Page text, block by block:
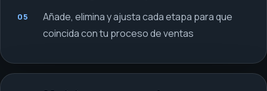
05
Añade, elimina y ajusta cada etapa para que
coincida con tu proceso de ventas